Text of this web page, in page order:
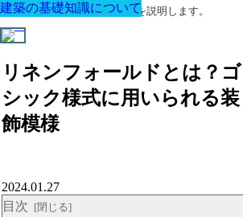
建築に関する用語と関連法令を説明します。
リネンフォールドとは？ゴ
シック様式に用いられる装
飾模様
建築の基礎知識について
2024.01.27
目次
建築の基礎知識について
建築の基礎知識について
建築の基礎知識について
建築の基礎知識について
建築の基礎知識について
建築の基礎知識について